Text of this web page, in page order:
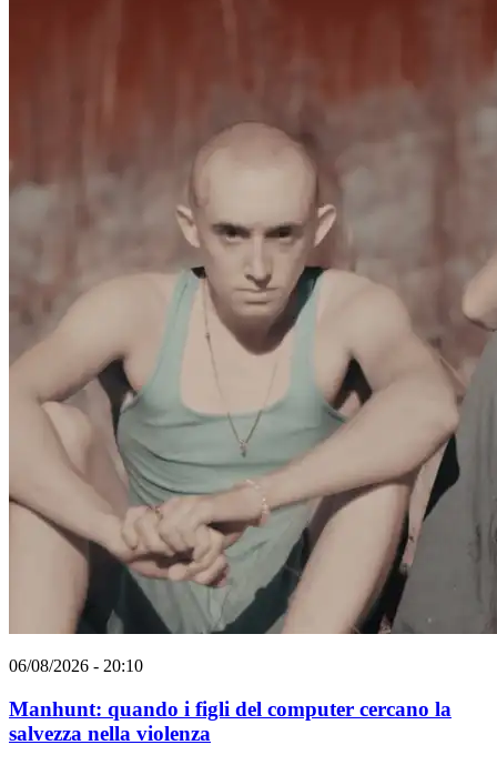
06/08/2026 - 20:10
Manhunt: quando i figli del computer cercano la
salvezza nella violenza